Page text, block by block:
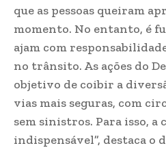
que as pessoas queiram
momento. No entanto, é
ajam com
no trânsito. As ações do
objetivo de coibir a
vias mais seguras, com
sem sinistros. Para isso, a
indispensável”, destaca o